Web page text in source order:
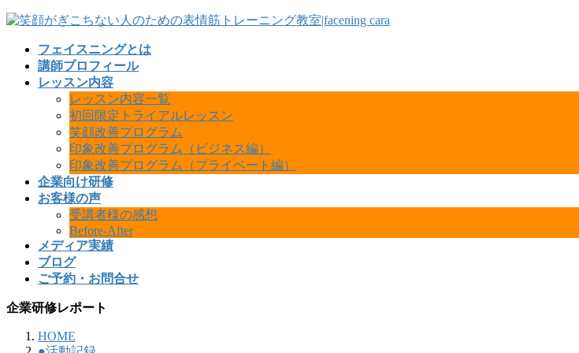
フェイスニングとは
講師プロフィール
レッスン内容
レッスン内容一覧
初回限定トライアルレッスン
笑顔改善プログラム
印象改善プログラム（ビジネス編）
印象改善プログラム（プライベート編）
企業向け研修
お客様の声
受講者様の感想
Before-After
メディア実績
ブログ
ご予約・お問合せ
企業研修レポート
HOME